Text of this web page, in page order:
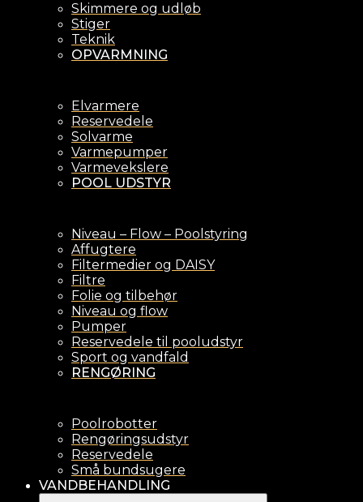
Skimmere og udløb
Stiger
Teknik
OPVARMNING
Elvarmere
Reservedele
Solvarme
Varmepumper
Varmevekslere
POOL UDSTYR
Niveau – Flow – Poolstyring
Affugtere
Filtermedier og DAISY
Filtre
Folie og tilbehør
Niveau og flow
Pumper
Reservedele til pooludstyr
Sport og vandfald
RENGØRING
Poolrobotter
Rengøringsudstyr
Reservedele
Små bundsugere
VANDBEHANDLING